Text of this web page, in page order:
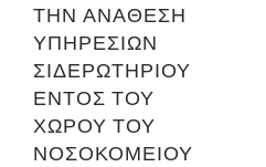
ΤΗΝ ΑΝΑΘΕΣΗ
ΥΠΗΡΕΣΙΩΝ
ΣΙΔΕΡΩΤΗΡΙΟΥ
ΕΝΤΟΣ ΤΟΥ
ΧΩΡΟΥ ΤΟΥ
ΝΟΣΟΚΟΜΕΙΟΥ